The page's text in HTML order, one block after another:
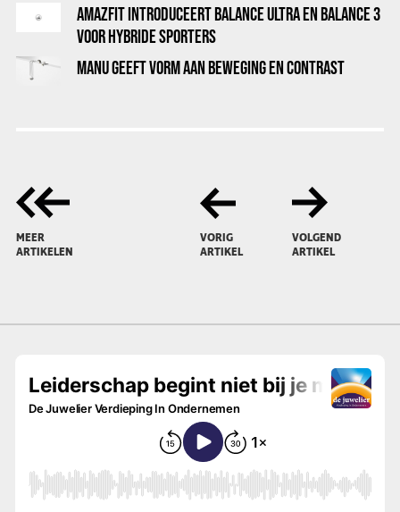
AMAZFIT INTRODUCEERT BALANCE ULTRA EN BALANCE 3
VOOR HYBRIDE SPORTERS
MANU GEEFT VORM AAN BEWEGING EN CONTRAST
MEER
ARTIKELEN
VORIG
ARTIKEL
VOLGEND
ARTIKEL